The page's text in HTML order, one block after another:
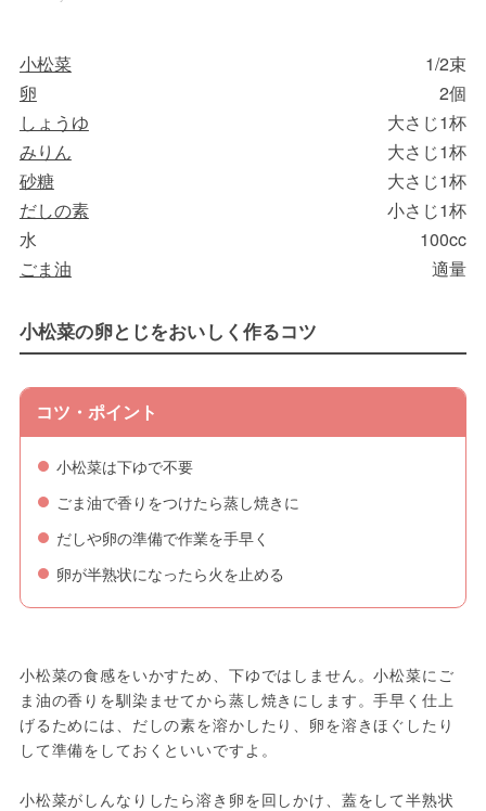
小松菜
1/2束
卵
2個
しょうゆ
大さじ1杯
みりん
大さじ1杯
砂糖
大さじ1杯
だしの素
小さじ1杯
水
100cc
ごま油
適量
小松菜の卵とじをおいしく作るコツ
コツ・ポイント
小松菜は下ゆで不要
ごま油で香りをつけたら蒸し焼きに
だしや卵の準備で作業を手早く
卵が半熟状になったら火を止める
小松菜の食感をいかすため、下ゆではしません。小松菜にご
ま油の香りを馴染ませてから蒸し焼きにします。手早く仕上
げるためには、だしの素を溶かしたり、卵を溶きほぐしたり
して準備をしておくといいですよ。
小松菜がしんなりしたら溶き卵を回しかけ、蓋をして半熟状